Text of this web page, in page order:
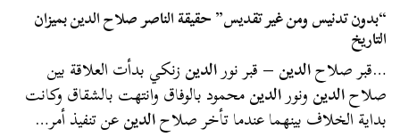
“بدون تدنيس ومن غير تقديس” حقيقة الناصر صلاح الدين بميزان
التاريخ
…قبر صلاحالدين– قبر نورالدينزنكي بدأت العلاقة بين
صلاحالدينونورالدينمحمود بالوفاق وانتهت بالشقاق وكانت
بداية الخلاف بينهما عندما تأخر صلاحالدينعن تنفيذ أمر…